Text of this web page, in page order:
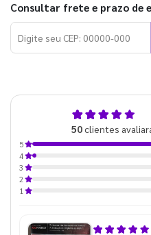
Consultar frete e prazo de
50clientes
5
4
3
2
1